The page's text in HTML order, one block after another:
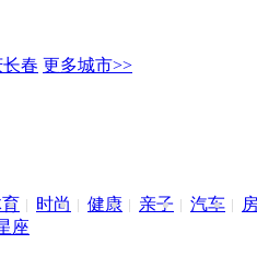
长春 更多城市>>
时尚 健康 亲子 汽车
座